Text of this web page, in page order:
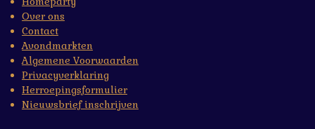
Over ons
Contact
Avondmarkten
Algemene Voorwaarden
Privacyverklaring
Herroepingsformulier
Nieuwsbrief inschrijven